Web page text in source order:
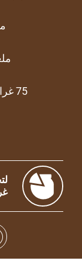
75 غرام فستق حلبي مطحون خشن.